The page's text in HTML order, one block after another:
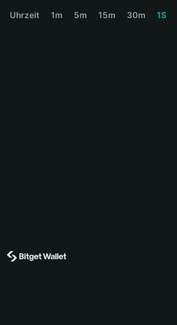
Español (Argentina)
Uhrzeit 1m 5m 15m 30m 1S